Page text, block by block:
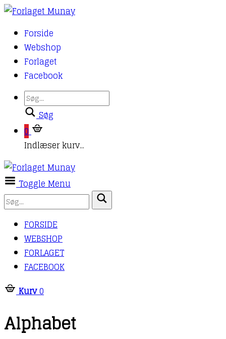
Forside
Webshop
Forlaget
Facebook
Søg
0
Indlæser kurv...
Toggle Menu
FORSIDE
WEBSHOP
FORLAGET
FACEBOOK
Kurv0
Alphabet